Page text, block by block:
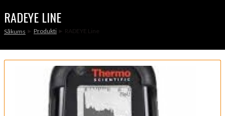
RADEYE LINE
Sākums ► Produkti► RADEYE Line